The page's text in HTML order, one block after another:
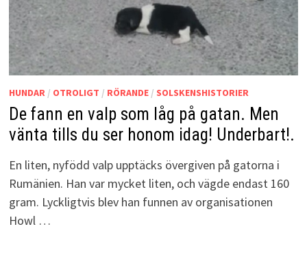
HUNDAR/ OTROLIGT / RÖRANDE/ SOLSKENSHISTORIER
De fann en valp som låg på gatan. Men
vänta tills du ser honom idag! Underbart!.
En liten, nyfödd valp upptäcks övergiven på gatorna i
Rumänien. Han var mycket liten, och vägde endast 160
gram. Lyckligtvis blev han funnen av organisationen
Howl …